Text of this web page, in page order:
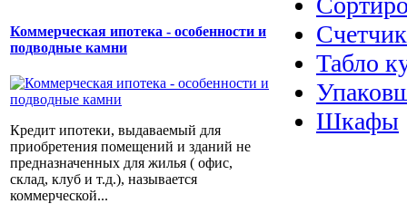
Коммерческая ипотека - особенности и
подводные камни
Кредит ипотеки, выдаваемый для
приобретения помещений и зданий не
предназначенных для жилья ( офис,
склад, клуб и т.д.), называется
коммерческой...
Табло
Шкафы